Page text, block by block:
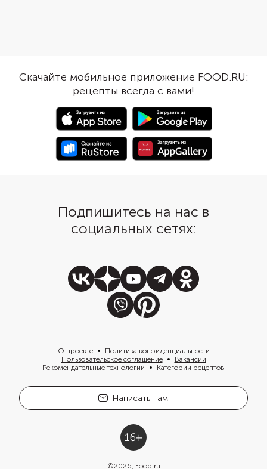
стиле на основе кетчупа.
дымка, как будто их
на открытом огне.
правда можете
решетке и пожарить
Скачайте мобильное приложение FOOD.RU:
рецепты всегда с вами!
Подпишитесь на нас в
социальных сетях:
О проекте
Политика конфиденциальности
Пользовательское соглашение
Вакансии
Рекомендательные технологии
Категории рецептов
Написать нам
©2026, Food.ru